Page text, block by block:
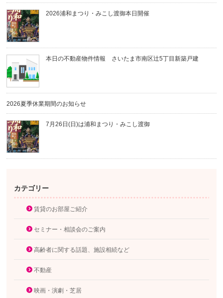
2026浦和まつり・みこし渡御本日開催
本日の不動産物件情報 さいたま市南区辻5丁目新築戸建
2026夏季休業期間のお知らせ
7月26日(日)は浦和まつり・みこし渡御
カテゴリー
賃貸のお部屋ご紹介
セミナー・相談会のご案内
高齢者に関する話題、施設相続など
不動産
映画・演劇・芝居